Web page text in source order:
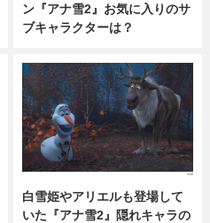
ン『アナ雪2』お気に入りのサ
ブキャラクターは？
白雪姫やアリエルも登場して
いた『アナ雪2』隠れキャラの